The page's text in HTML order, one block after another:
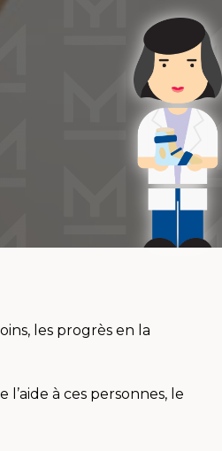
les progrès en la
à ces personnes, le